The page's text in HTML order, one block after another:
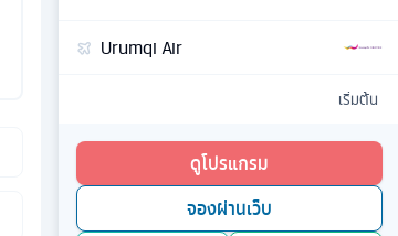
Urumqi Air
เริ่มต้น
ดูโปรแกรม
จองผ่านเว็บ